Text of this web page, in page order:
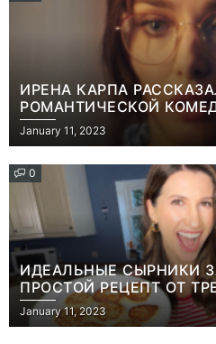
ИРЕНА КАРПА
РОМАНТИЧЕСКОЙ
РОЛИ МАТЕРИ-ОДИНОЧКИ
January 11, 2023
0
ИДЕАЛЬНЫЕ СЫРНИКИ
ПРОСТОЙ РЕЦЕПТ ОТ
ЩАСЛИВИХ” АНИТЫ
January 11, 2023